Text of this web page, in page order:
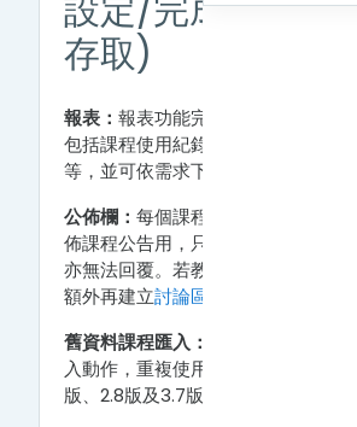
設定/完成進度追
存取)
報表： 報表功能完整記錄參與者的課
包括課程使用紀錄、活動參與度、教
等，並可依需求下載相關格式檔案。
公佈欄： 每個課程均有預設公佈欄，
佈課程公告用，只有教師及助教可張
亦無法回覆。若教師要讓學生們進行
額外再建立討論區
舊資料課程匯入：
入動作，重複使用個人所有歷年課程
版、2.8版及3.7版的舊課程資料。